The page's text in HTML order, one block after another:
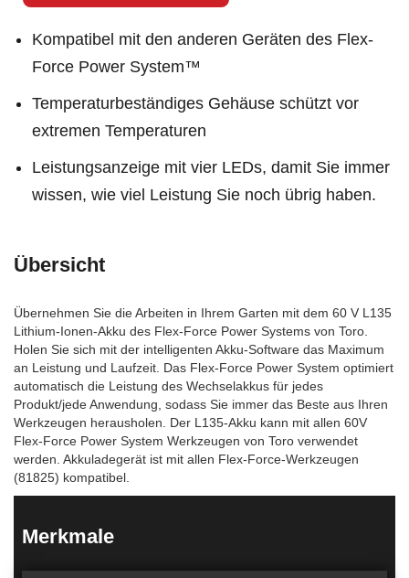
Kompatibel mit den anderen Geräten des Flex-
Force Power System™
Temperaturbeständiges Gehäuse schützt vor
extremen Temperaturen
Leistungsanzeige mit vier LEDs, damit Sie immer
wissen, wie viel Leistung Sie noch übrig haben.
Übersicht
Übernehmen Sie die Arbeiten in Ihrem Garten mit dem 60 V L135
Lithium-Ionen-Akku des Flex-Force Power Systems von Toro.
Holen Sie sich mit der intelligenten Akku-Software das Maximum
an Leistung und Laufzeit. Das Flex-Force Power System optimiert
automatisch die Leistung des Wechselakkus für jedes
Produkt/jede Anwendung, sodass Sie immer das Beste aus Ihren
Werkzeugen herausholen. Der L135-Akku kann mit allen 60V
Flex-Force Power System Werkzeugen von Toro verwendet
werden. Akkuladegerät ist mit allen Flex-Force-Werkzeugen
(81825) kompatibel.
Merkmale